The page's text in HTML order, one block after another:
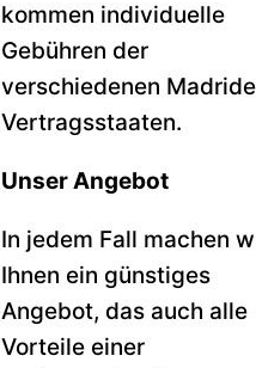
kommen individuelle
Gebühren der
verschiedenen
Vertragsstaaten.
Unser Angebot
In jedem Fall machen
Ihnen ein günstiges
Angebot, das auch alle
Vorteile einer